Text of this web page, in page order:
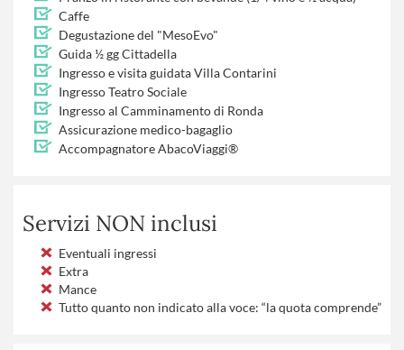
Caffe
Degustazione del "MesoEvo"
Guida ½ gg Cittadella
Ingresso e visita guidata Villa Contarini
Ingresso Teatro Sociale
Ingresso al Camminamento di Ronda
Assicurazione medico-bagaglio
Accompagnatore AbacoViaggi®
Servizi NON inclusi
Eventuali ingressi
Extra
Mance
Tutto quanto non indicato alla voce: “la quota comprende”